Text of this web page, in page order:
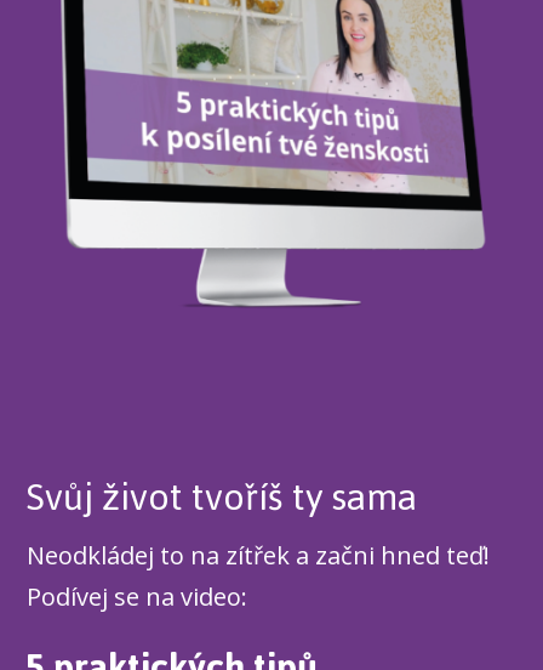
Svůj život tvoříš ty sama
Neodkládej to na zítřek a začni hned teď!
Podívej se na video: